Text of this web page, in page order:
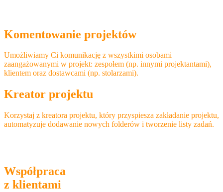
Komentowanie projektów
Umożliwiamy Ci komunikację z wszystkimi osobami
zaangażowanymi w projekt: zespołem (np. innymi projektantami),
klientem oraz dostawcami (np. stolarzami).
Kreator projektu
Korzystaj z kreatora projektu, który przyspiesza zakładanie projektu,
automatyzuje dodawanie nowych folderów i tworzenie listy zadań.
Współpraca
z klientami